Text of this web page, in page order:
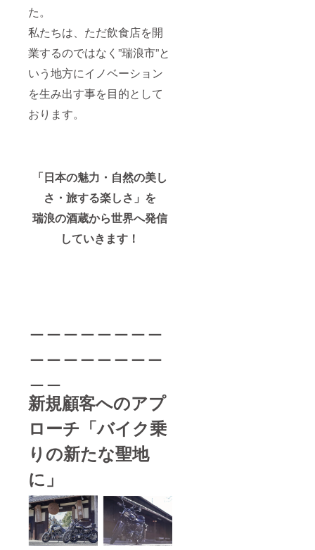
た。
私たちは、ただ飲食店を開
業するのではなく”瑞浪市”と
いう地方にイノベーション
を生み出す事を目的として
おります。
「日本の魅力・自然の美し
さ・旅する楽しさ」を
瑞浪の酒蔵から世界へ発信
していきます！
新規顧客へのアプ
ローチ「バイク乗
りの新たな聖地
に」